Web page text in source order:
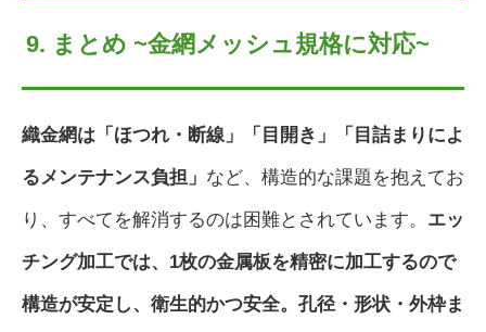
9. まとめ ~金網メッシュ規格に対応~
織金網は「ほつれ・断線」「目開き」「目詰まりによ
るメンテナンス負担」 など、構造的な課題を抱えてお
り、すべてを解消するのは困難とされています。 エッ
チング加工では、1枚の金属板を精密に加工するので
構造が安定し、衛生的かつ安全。孔径・形状・外枠ま